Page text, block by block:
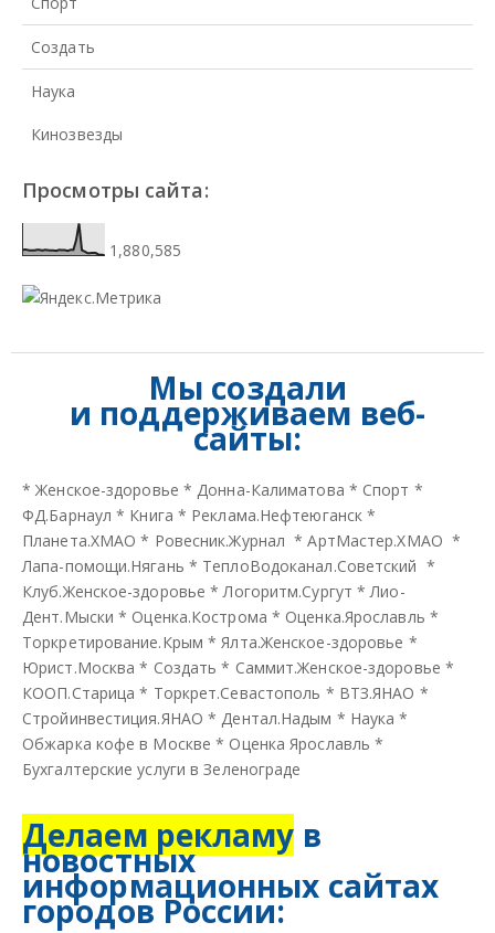
Создать
Наука
Кинозвезды
Просмотры сайта:
1,880,585
Мы создали
и поддерживаем веб-
сайты:
*Женское-здоровье *Донна-Калиматова * Спорт *
ФД.Барнаул * Книга * Реклама.Нефтеюганск *
Планета.ХМАО * Ровесник.Журнал *АртМастер.ХМАО *
Лапа-помощи.Нягань * ТеплоВодоканал.Советский *
Клуб.Женское-здоровье *Логоритм.Сургут *Лио-
Дент.Мыски * Оценка.Кострома * Оценка.Ярославль *
Торкретирование.Крым *Ялта.Женское-здоровье *
Юрист.Москва * Создать * Саммит.Женское-здоровье *
КООП.Старица * Торкрет.Севастополь * ВТЗ.ЯНАО *
Стройинвестиция.ЯНАО *Дентал.Надым * Наука *
Обжарка кофе в Москве * Оценка Ярославль *
Бухгалтерские услуги в Зеленограде
Делаем рекламу в
новостных
информационных сайтах
городов России: